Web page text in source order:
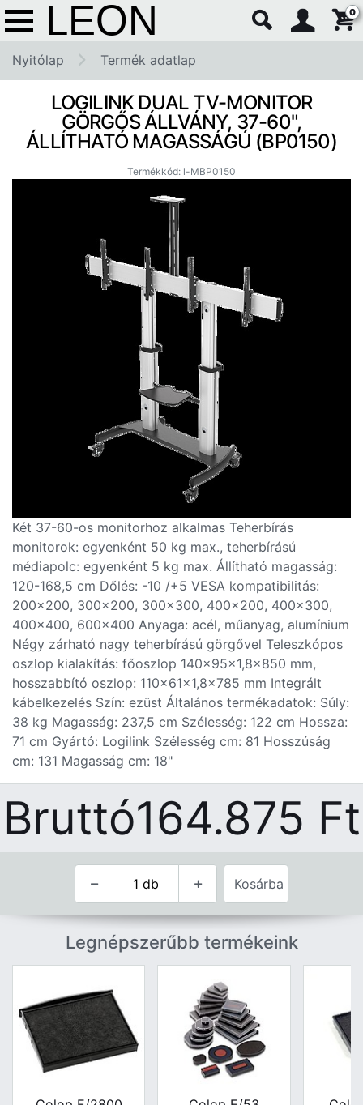
0
Nyitólap Termék adatlap
LOGILINK DUAL TV-MONITOR
GÖRGŐS ÁLLVÁNY, 37-60",
ÁLLÍTHATÓ MAGASSÁGÚ (BP0150)
Termékkód: l-MBP0150
Két 37-60-os monitorhoz alkalmas Teherbírás
monitorok: egyenként 50 kg max., teherbírású
médiapolc: egyenként 5 kg max. Állítható magasság:
120-168,5 cm Dőlés: -10 /+5 VESA kompatibilitás:
200x200, 300x200, 300x300, 400x200, 400x300,
400x400, 600x400 Anyaga: acél, műanyag, alumínium
Négy zárható nagy teherbírású görgővel Teleszkópos
oszlop kialakítás: főoszlop 140x95x1,8x850 mm,
hosszabbító oszlop: 110x61x1,8x785 mm Integrált
kábelkezelés Szín: ezüst Általános termékadatok: Súly:
38 kg Magasság: 237,5 cm Szélesség: 122 cm Hossza:
71 cm Gyártó: Logilink Szélesség cm: 81 Hosszúság
cm: 131 Magasság cm: 18"
Bruttó164.875 Ft
Kosárba
Legnépszerűbb termékeink